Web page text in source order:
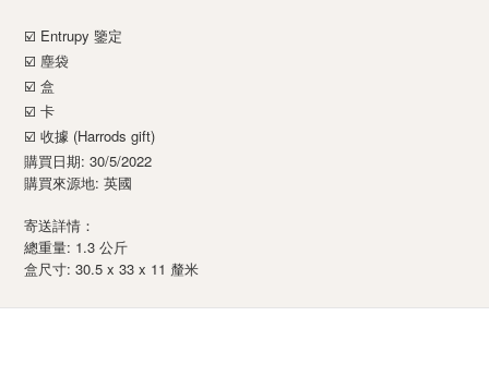
☑️ Entrupy 鑒定
☑️ 塵袋
☑️ 盒
☑️ 卡
☑️ 收據 (Harrods gift)
購買日期: 30/5/2022
購買來源地: 英國
寄送詳情：
總重量: 1.3 公斤
盒尺寸: 30.5 x 33 x 11 釐米